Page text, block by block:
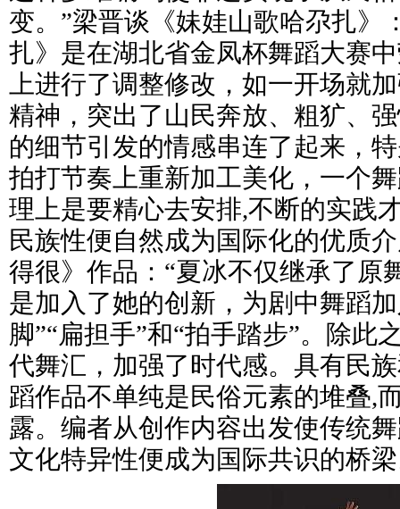
变。”梁晋谈《妹娃山歌哈尕扎》
扎》是在湖北省金凤杯舞蹈大赛
上进行了调整修改，如一开场就
精神，突出了山民奔放、粗犷、
的细节引发的情感串连了起来，
拍打节奏上重新加工美化，一个
理上是要精心去安排,不断的实践
民族性便自然成为国际化的优质
得很》作品：“夏冰不仅继承了原
是加入了她的创新，为剧中舞蹈
脚”“扁担手”和“拍手踏步”。除此
代舞汇，加强了时代感。具有民
蹈作品不单纯是民俗元素的堆叠,
露。编者从创作内容出发使传统
文化特异性便成为国际共识的桥